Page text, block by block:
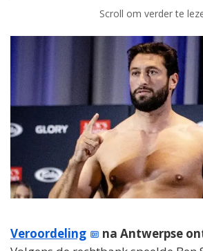
Scroll om verder te
Veroordeling
na Antwerpse